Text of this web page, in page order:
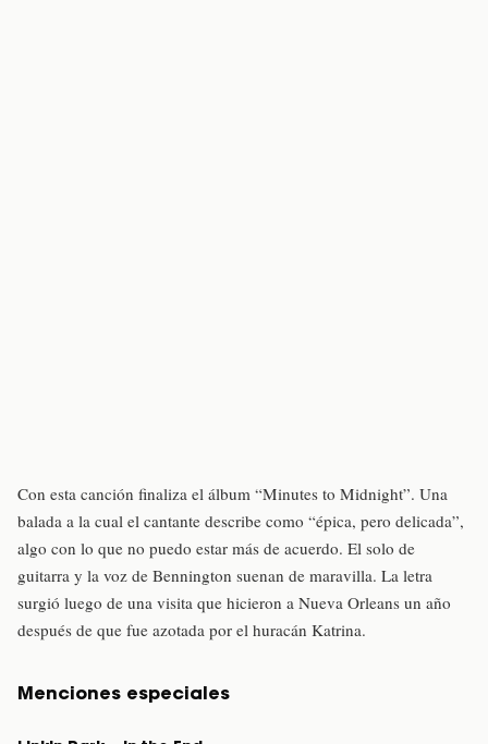
Con esta canción finaliza el álbum “Minutes to Midnight”. Una
balada a la cual el cantante describe como “épica, pero delicada”,
algo con lo que no puedo estar más de acuerdo. El solo de
guitarra y la voz de Bennington suenan de maravilla. La letra
surgió luego de una visita que hicieron a Nueva Orleans un año
después de que fue azotada por el huracán Katrina.
Menciones especiales